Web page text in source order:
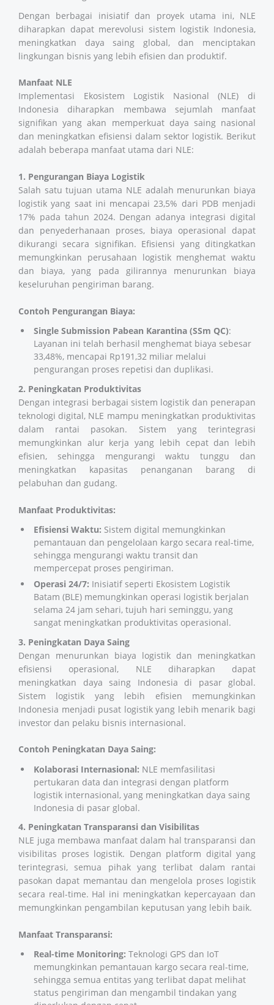
Dengan berbagai inisiatif dan proyek utama ini, NLE
diharapkan dapat merevolusi sistem logistik Indonesia,
meningkatkan daya saing global, dan menciptakan
lingkungan bisnis yang lebih efisien dan produktif.
Manfaat NLE
Implementasi Ekosistem Logistik Nasional (NLE) di
Indonesia diharapkan membawa sejumlah manfaat
signifikan yang akan memperkuat daya saing nasional
dan meningkatkan efisiensi dalam sektor logistik. Berikut
adalah beberapa manfaat utama dari NLE:
1. Pengurangan Biaya Logistik
Salah satu tujuan utama NLE adalah menurunkan biaya
logistik yang saat ini mencapai 23,5% dari PDB menjadi
17% pada tahun 2024. Dengan adanya integrasi digital
dan penyederhanaan proses, biaya operasional dapat
dikurangi secara signifikan. Efisiensi yang ditingkatkan
memungkinkan perusahaan logistik menghemat waktu
dan biaya, yang pada gilirannya menurunkan biaya
keseluruhan pengiriman barang.
Contoh Pengurangan Biaya:
Single Submission Pabean Karantina (SSm QC):
Layanan ini telah berhasil menghemat biaya sebesar
33,48%, mencapai Rp191,32 miliar melalui
pengurangan proses repetisi dan duplikasi.
2. Peningkatan Produktivitas
Dengan integrasi berbagai sistem logistik dan penerapan
teknologi digital, NLE mampu meningkatkan produktivitas
dalam rantai pasokan. Sistem yang terintegrasi
memungkinkan alur kerja yang lebih cepat dan lebih
efisien, sehingga mengurangi waktu tunggu dan
meningkatkan kapasitas penanganan barang di
pelabuhan dan gudang.
Manfaat Produktivitas:
Efisiensi Waktu: Sistem digital memungkinkan
pemantauan dan pengelolaan kargo secara real-time,
sehingga mengurangi waktu transit dan
mempercepat proses pengiriman.
Operasi 24/7: Inisiatif seperti Ekosistem Logistik
Batam (BLE) memungkinkan operasi logistik berjalan
selama 24 jam sehari, tujuh hari seminggu, yang
sangat meningkatkan produktivitas operasional.
3. Peningkatan Daya Saing
Dengan menurunkan biaya logistik dan meningkatkan
efisiensi operasional, NLE diharapkan dapat
meningkatkan daya saing Indonesia di pasar global.
Sistem logistik yang lebih efisien memungkinkan
Indonesia menjadi pusat logistik yang lebih menarik bagi
investor dan pelaku bisnis internasional.
Contoh Peningkatan Daya Saing:
Kolaborasi Internasional: NLE memfasilitasi
pertukaran data dan integrasi dengan platform
logistik internasional, yang meningkatkan daya saing
Indonesia di pasar global.
4. Peningkatan Transparansi dan Visibilitas
NLE juga membawa manfaat dalam hal transparansi dan
visibilitas proses logistik. Dengan platform digital yang
terintegrasi, semua pihak yang terlibat dalam rantai
pasokan dapat memantau dan mengelola proses logistik
secara real-time. Hal ini meningkatkan kepercayaan dan
memungkinkan pengambilan keputusan yang lebih baik.
Manfaat Transparansi:
Real-time Monitoring: Teknologi GPS dan IoT
memungkinkan pemantauan kargo secara real-time,
sehingga semua entitas yang terlibat dapat melihat
status pengiriman dan mengambil tindakan yang